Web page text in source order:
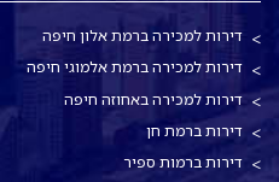
דירות למכירה ברמת אלון חיפה
דירות למכירה ברמת אלמוגי חיפה
דירות למכירה באחוזה חיפה
דירות ברמת חן
דירות ברמות ספיר